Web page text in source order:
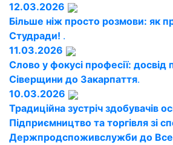
12.03.2026
Більше ніж просто розмови: як
Студради! .
11.03.2026
Слово у фокусі професії: досвід
Сіверщини до Закарпаття.
10.03.2026
Традиційна зустріч здобувачів
Підприємництво та торгівля зі
Держпродспоживслужби до